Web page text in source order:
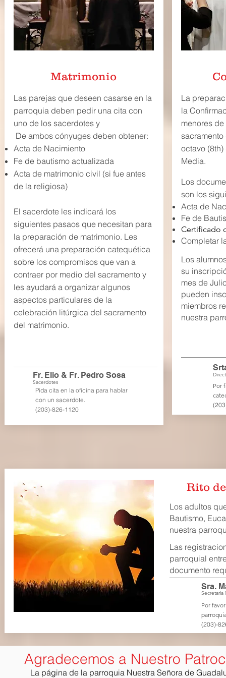
Matrimonio
Las parejas que deseen casarse en la
parroquia deben pedir una cita con
uno de los sacerdotes y
De ambos cónyuges deben obtener:
Acta de Nacimiento
Fe de bautismo actualizada
Acta de matrimonio civil (si fue antes
de la religiosa)
El sacerdote les indicará los
siguientes pasaos que necesitan para
la preparación de matrimonio. Les
ofrecerá una preparación catequética
sobre los compromisos que van a
contraer por medio del sacramento y
les ayudará a organizar algunos
aspectos particulares de la
celebración litúrgica del sacramento
del matrimonio.
Fr. Elio & Fr. Pedro Sosa
Sacerdotes
Pida cita en la oficina para hablar
con un sacerdote.
(203)-826-1120
La
la
menores
octavo
Media.
Los
son los
Acta de
Fe de
Certificado
Completar
Los
su
mes de
pueden
miembros
nuestra
Direct
Por
Rito
Los adultos
Bautismo,
nuestra
Las
parroquial
documento
Sra.
Secretaria
Por
(203)-
Agradecemos a Nuestro
La página de la parroquia Nuestra Señora de